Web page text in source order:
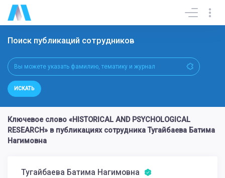
Поиск публикаций сотрудников
ИСКАТЬ
Ключевое слово «HISTORICAL AND PSYCHOLOGICAL
RESEARCH» в публикациях сотрудника Тугайбаева Батима
Нагимовна
Тугайбаева Батима Нагимовна